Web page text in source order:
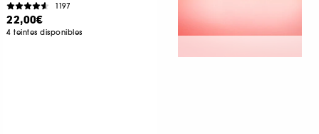
1197
22,00€
4 teintes disponibles